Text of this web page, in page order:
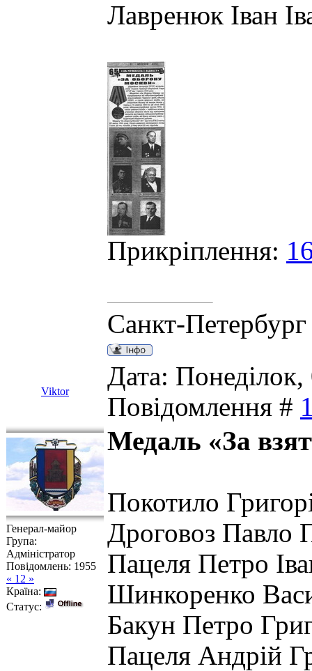
Лавренюк Іван
Прикріплення:
Санкт-Петербург
Viktor
Дата:
Повідомлення #
Генерал-майор
Група:
Адміністратор
Повідомлень: 1955
« 12 »
Країна:
Статус:
Медаль «За
Покотило
Дроговоз Павло
Пацеля Петро
Шинкоренко
Бакун Петро
Пацеля Андрій